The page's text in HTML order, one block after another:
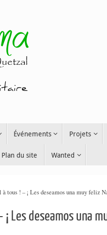
Événements Projets
Plan du site Wanted
à tous ! – ¡ Les deseamos una muy feliz
Les deseamos una